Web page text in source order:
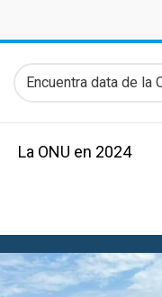
Encuentra data de la
La ONU en 2024